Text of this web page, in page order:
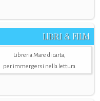
LIBRI & FILM
Libreria Mare di carta,
per immergersi nella lettura